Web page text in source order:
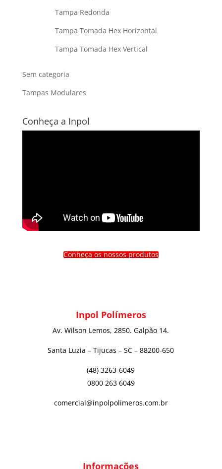
Tampa Redonda
Tampa Tomada Hex Horizontal
Tampa Tomada Hex Vertical
Sem categoria
Tampas Modulares
Conheça a Inpol
Conheça os nossos produtos
Inpol Polímeros
Av. Wilson Lemos, 2850. Galpão 14.
Santa Luzia – Tijucas – SC – 88200-650
(48) 3263-6049
0800 263 6049
comercial@inpolpolimeros.com.br
Informações